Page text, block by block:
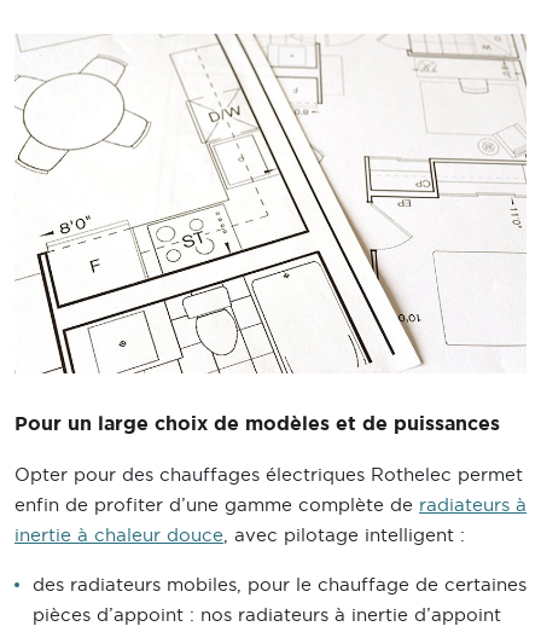
Pour un large choix de modèles et de puissances
Opter pour des chauffages électriques Rothelec permet
enfin de profiter d’une gamme complète de radiateurs à
inertie à chaleur douce , avec pilotage intelligent :
des radiateurs mobiles, pour le chauffage de certaines
pièces d’appoint : nos radiateurs à inertie d’appoint